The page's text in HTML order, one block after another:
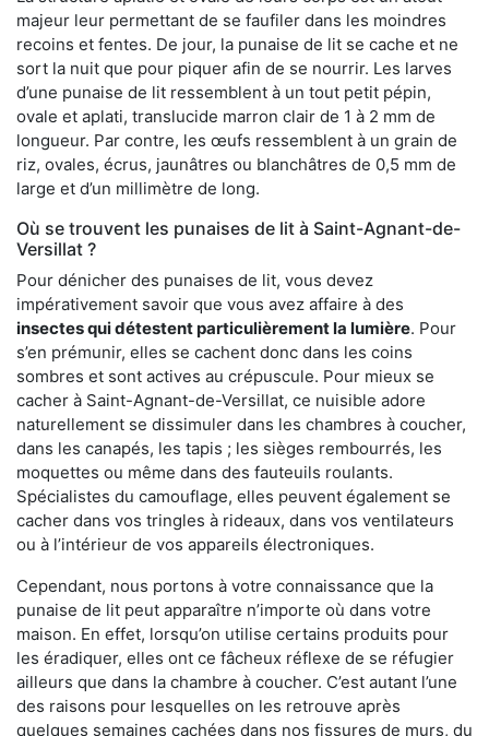
majeur leur permettant de se faufiler dans les moindres
recoins et fentes. De jour, la punaise de lit se cache et ne
sort la nuit que pour piquer afin de se nourrir. Les larves
d’une punaise de lit ressemblent à un tout petit pépin,
ovale et aplati, translucide marron clair de 1 à 2 mm de
longueur. Par contre, les œufs ressemblent à un grain de
riz, ovales, écrus, jaunâtres ou blanchâtres de 0,5 mm de
large et d’un millimètre de long.
Où se trouvent les punaises de lit à Saint-Agnant-de-
Versillat ?
Pour dénicher des punaises de lit, vous devez
impérativement savoir que vous avez affaire à des
insectes qui détestent particulièrement la lumière. Pour
s’en prémunir, elles se cachent donc dans les coins
sombres et sont actives au crépuscule. Pour mieux se
cacher à Saint-Agnant-de-Versillat, ce nuisible adore
naturellement se dissimuler dans les chambres à coucher,
dans les canapés, les tapis ; les sièges rembourrés, les
moquettes ou même dans des fauteuils roulants.
Spécialistes du camouflage, elles peuvent également se
cacher dans vos tringles à rideaux, dans vos ventilateurs
ou à l’intérieur de vos appareils électroniques.
Cependant, nous portons à votre connaissance que la
punaise de lit peut apparaître n’importe où dans votre
maison. En effet, lorsqu’on utilise certains produits pour
les éradiquer, elles ont ce fâcheux réflexe de se réfugier
ailleurs que dans la chambre à coucher. C’est autant l’une
des raisons pour lesquelles on les retrouve après
quelques semaines cachées dans nos fissures de murs, du